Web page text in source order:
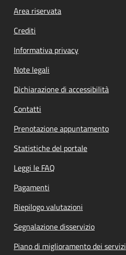
Footer menu
Area riservata
Crediti
Informativa privacy
Note legali
Dichiarazione di accessibilità
Contatti
Prenotazione appuntamento
Statistiche del portale
Leggi le FAQ
Pagamenti
Riepilogo valutazioni
Segnalazione disservizio
Piano di miglioramento dei servizi